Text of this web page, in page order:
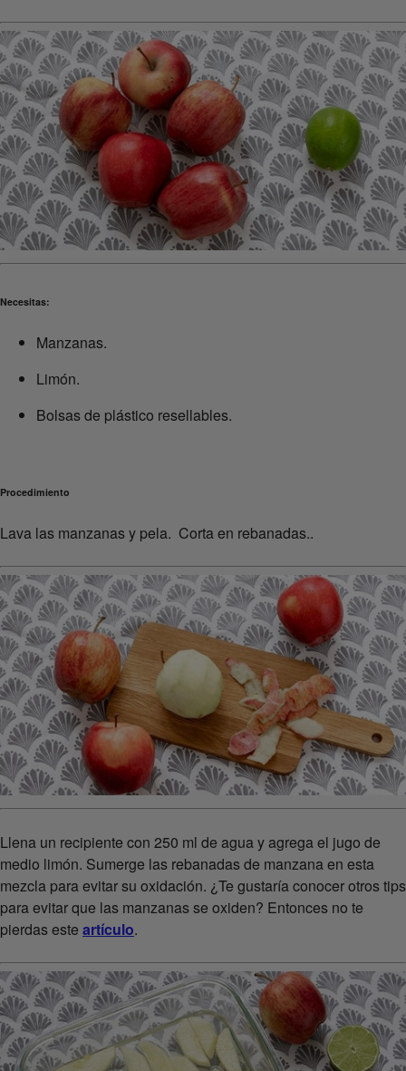
Necesitas:
Manzanas.
Limón.
Bolsas de plástico resellables.
Procedimiento
Lava las manzanas y pela. Corta en rebanadas..
Llena un recipiente con 250 ml de agua y agrega el jugo de
medio limón. Sumerge las rebanadas de manzana en esta
mezcla para evitar su oxidación. ¿Te gustaría conocer otros tips
para evitar que las manzanas se oxiden? Entonces no te
pierdas este artículo.